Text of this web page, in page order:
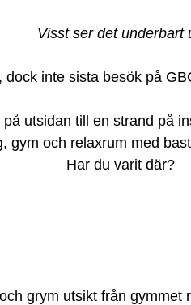
Visst ser det underbart
dock inte sista besök på
utsidan till en strand på
gym och relaxrum med
Har du varit där?
grym utsikt från gymmet